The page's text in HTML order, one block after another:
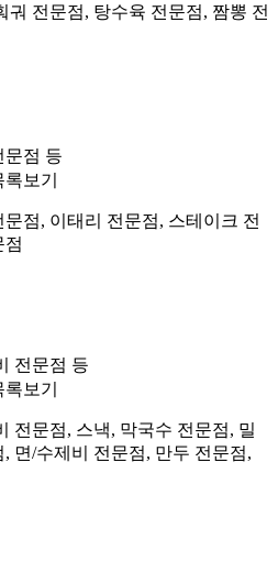
궈 전문점, 탕수육 전문점, 짬뽕 전
문점 등
록보기
점, 이태리 전문점, 스테이크 전
점
전문점 등
록보기
전문점, 스낵, 막국수 전문점, 밀
면/수제비 전문점, 만두 전문점,